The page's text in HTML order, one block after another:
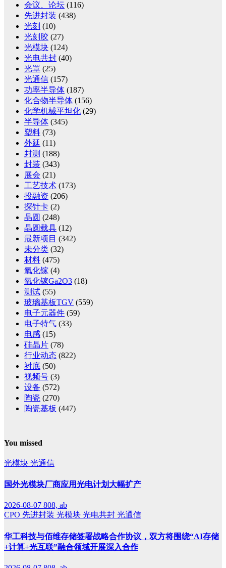
会议、论坛 (116)
先进封装 (438)
光刻 (10)
光刻胶 (27)
光模块 (124)
光电共封 (40)
光罩 (25)
光通信 (157)
功率半导体 (187)
化合物半导体 (156)
化学机械平坦化 (29)
半导体 (345)
塑料 (73)
外延 (11)
封测 (188)
封装 (343)
展会 (21)
工艺技术 (173)
投融资 (206)
探针卡 (2)
晶圆 (248)
晶圆载具 (12)
最新项目 (342)
未分类 (32)
材料 (475)
氧化镓 (4)
氧化镓Ga2O3 (18)
测试 (55)
玻璃基板TGV (559)
电子元器件 (59)
电子特气 (33)
电感 (15)
硅晶片 (78)
行业动态 (822)
衬底 (50)
视频号 (3)
设备 (572)
陶瓷 (270)
陶瓷基板 (447)
You missed
光模块 光通信
国外光模块厂商应用光电计划大幅扩产
2026-08-07 808, ab
CPO 先进封装 光模块 光电共封 光通信
华工科技与佰维存储签署战略合作协议，双方将围绕“AI存储
+计算+光互联”融合领域开展深入合作